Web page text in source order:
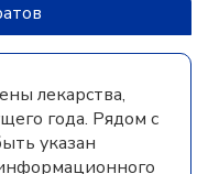
лекарства,
года. Рядом с
указан